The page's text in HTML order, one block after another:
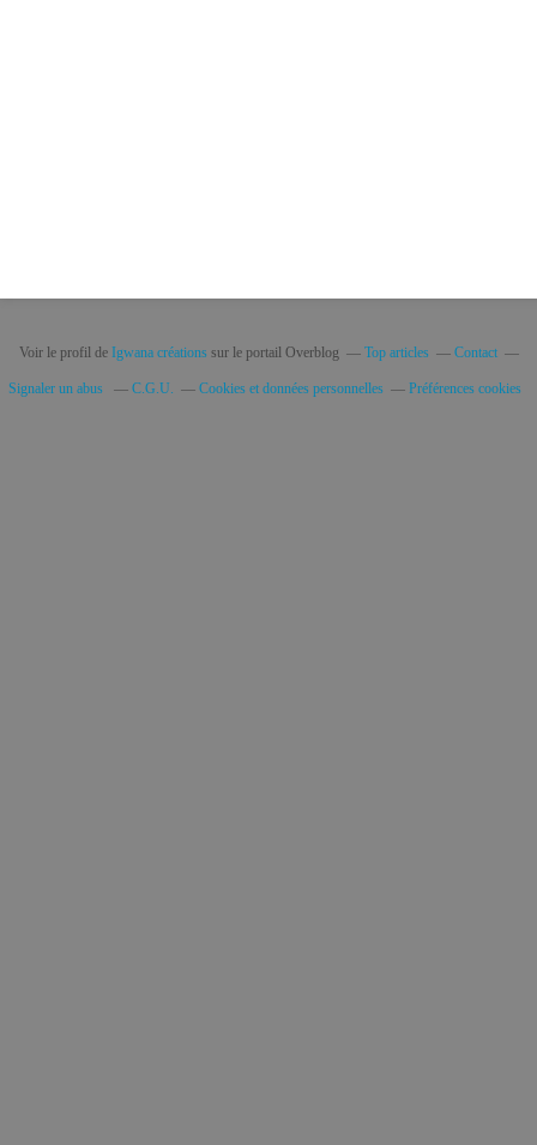
Voir le profil de Igwana créationssur le portail Overblog Top articles Contact
Signaler un abus C.G.U. Cookies et données personnelles Préférences cookies